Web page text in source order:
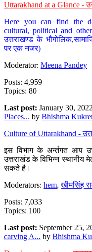
Uttarakhand at a Glance -
Here you can find the
cultural, political and
उत्तराखण्ड के
पर एक नजर)
Moderator: Meena Pandey
Posts: 4,959
Topics: 80
Last post: January 30,
Places... by Bhishma
Culture of Uttarakhand -
इस विभाग के अर्न्तगत आप
उत्तराखंड के विभिन्न स्थानीय
सकते है।
Moderators: hem,खीमसिंह
Posts: 7,033
Topics: 100
Last post: September 25,
carving A... by Bhishma